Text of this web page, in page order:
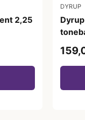
2,25
DYRUP